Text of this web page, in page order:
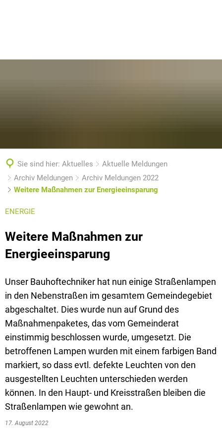
Sie sind hier: Aktuelles
Aktuelle Meldungen
Archiv Meldungen
Archiv Meldungen 2022
Weitere Maßnahmen zur Energieeinsparung
ENERGIE
Weitere Maßnahmen zur
Energieeinsparung
Unser Bauhoftechniker hat nun einige Straßenlampen
in den Nebenstraßen im gesamtem Gemeindegebiet
abgeschaltet. Dies wurde nun auf Grund des
Maßnahmenpaketes, das vom Gemeinderat
einstimmig beschlossen wurde, umgesetzt. Die
betroffenen Lampen wurden mit einem farbigen Band
markiert, so dass evtl. defekte Leuchten von den
ausgestellten Leuchten unterschieden werden
können. In den Haupt- und Kreisstraßen bleiben die
Straßenlampen wie gewohnt an.
17. August 2022